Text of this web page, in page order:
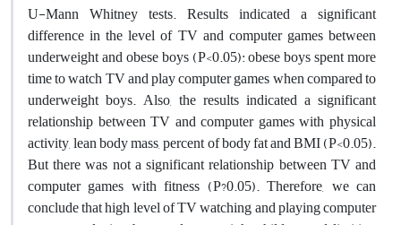
U-Mann Whitney tests. Results indicated a significant
difference in the level of TV and computer games between
underweight and obese boys (P<0.05): obese boys spent more
time to watch TV and play computer games when compared to
underweight boys. Also, the results indicated a significant
relationship between TV and computer games with physical
activity, lean body mass, percent of body fat and BMI (P<0.05).
But there was not a significant relationship between TV and
computer games with fitness (P?0.05). Therefore, we can
conclude that high level of TV watching and playing computer